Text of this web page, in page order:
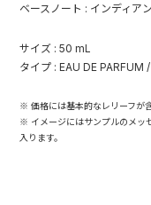
ベースノート : インディア
サイズ : 50 mL
タイプ : EAU DE
※ 価格には基本的なレリーフが
※ イメージにはサンプルのメッ
入ります。